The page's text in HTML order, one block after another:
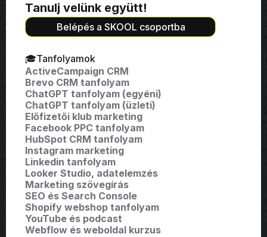
Tanulj velünk együtt!
Belépés a SKOOL csoportba
🎓Tanfolyamok
ActiveCampaign CRM
Brevo CRM tanfolyam
ChatGPT tanfolyam (egyéni)
ChatGPT tanfolyam (üzleti)
Előfizetői klub marketing
Facebook PPC tanfolyam
HubSpot CRM tanfolyam
Instagram marketing
Linkedin tanfolyam
Looker Studio, adatelemzés
Marketing szövegírás
SEO és Search Console
Shopify webshop tanfolyam
YouTube és podcast
Webflow és weboldal kurzus